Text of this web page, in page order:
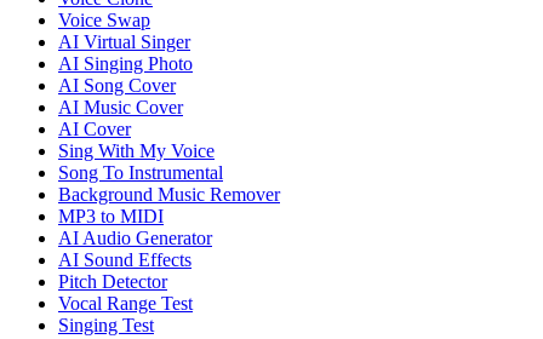
Voice Swap
AI Virtual Singer
AI Singing Photo
AI Song Cover
AI Music Cover
AI Cover
Sing With My Voice
Song To Instrumental
Background Music Remover
MP3 to MIDI
AI Audio Generator
AI Sound Effects
Pitch Detector
Vocal Range Test
Singing Test